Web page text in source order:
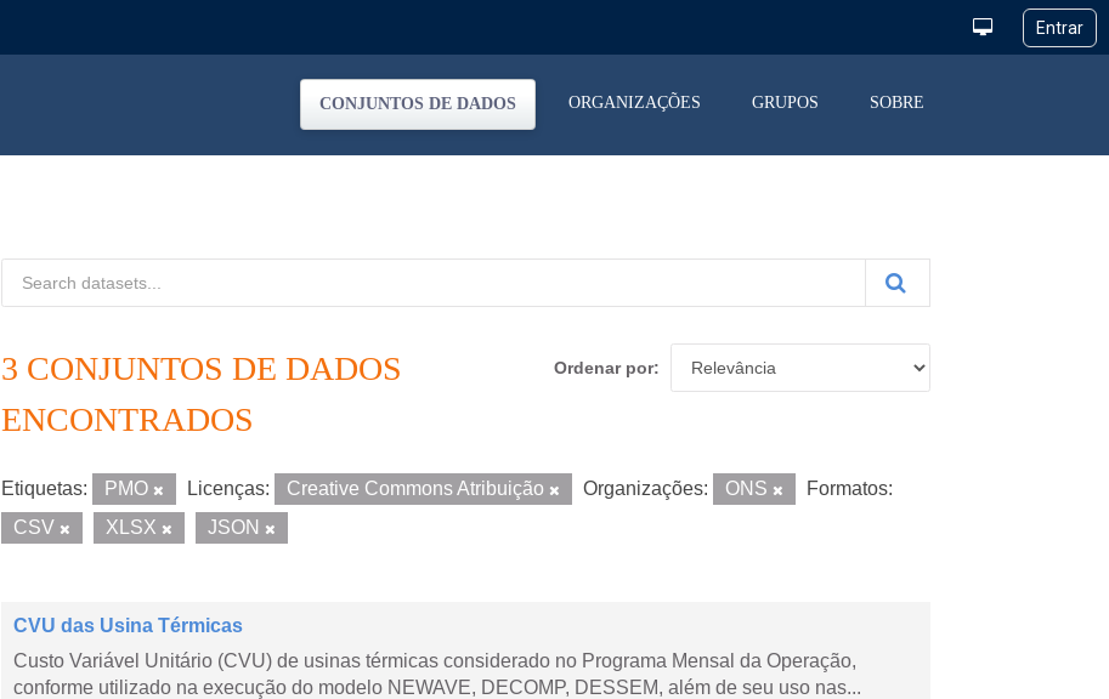
CONJUNTOS DE DADOS ORGANIZAÇÕES GRUPOS SOBRE
Ordenar por
3 CONJUNTOS DE DADOS
ENCONTRADOS
Etiquetas: PMO Licenças: Creative Commons Atribuição Organizações: ONS
Formatos:
CSV
XLSX JSON
CVU das Usina Térmicas
Custo Variável Unitário (CVU) de usinas térmicas considerado no Programa Mensal da Operação,
conforme utilizado na execução do modelo NEWAVE, DECOMP, DESSEM, além de seu uso nas...